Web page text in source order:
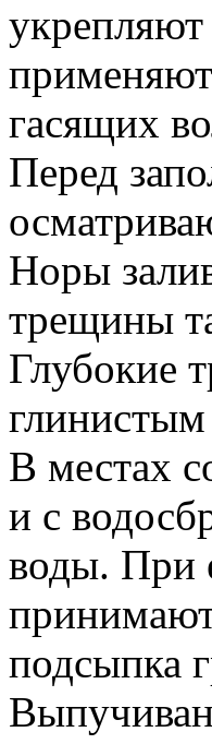
применяют
гасящих
Перед
Норы
трещины
Глубокие
В местах
и с
воды. При
подсыпка